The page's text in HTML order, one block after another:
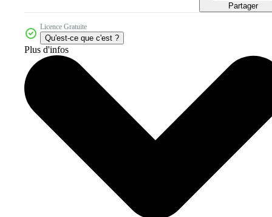
Partager
Licence Gratuite
Qu'est-ce que c'est ?
Plus d'infos